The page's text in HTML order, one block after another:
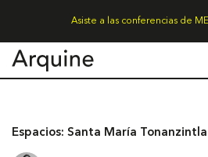
Asiste a las conferencias de
Espacios: Santa María Tonanzintla